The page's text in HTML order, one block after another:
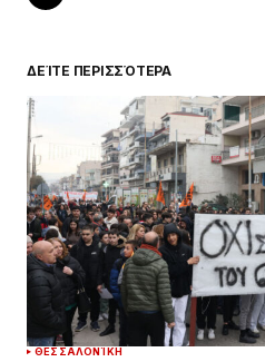
ΔΕΊΤΕ ΠΕΡΙΣΣΌΤΕΡΑ
ΘΕΣΣΑΛΟΝΊΚΗ